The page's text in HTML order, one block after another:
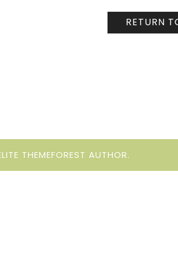
RETURN
THEMEFOREST AUTHOR.